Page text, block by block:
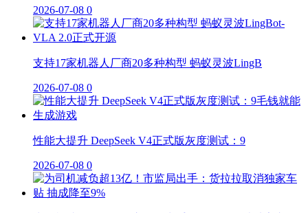
2026-07-08 0
支持17家机器人厂商20多种构型 蚂蚁灵波LingB
2026-07-08 0
性能大提升 DeepSeek V4正式版灰度测试：9
2026-07-08 0